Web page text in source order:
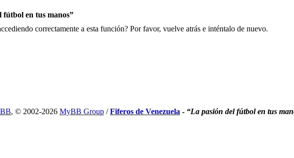
fútbol en tus manos”
correctamente a esta función? Por favor, vuelve atrás e inténtalo de nuevo.
, © 2002-2026 MyBB Group /Fiferos de Venezuela - “La pasión del fútbol en tus